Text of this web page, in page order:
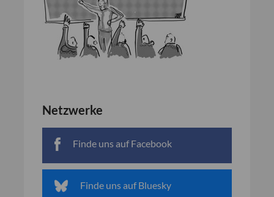
Netzwerke
Finde uns auf Facebook
Finde uns auf Bluesky